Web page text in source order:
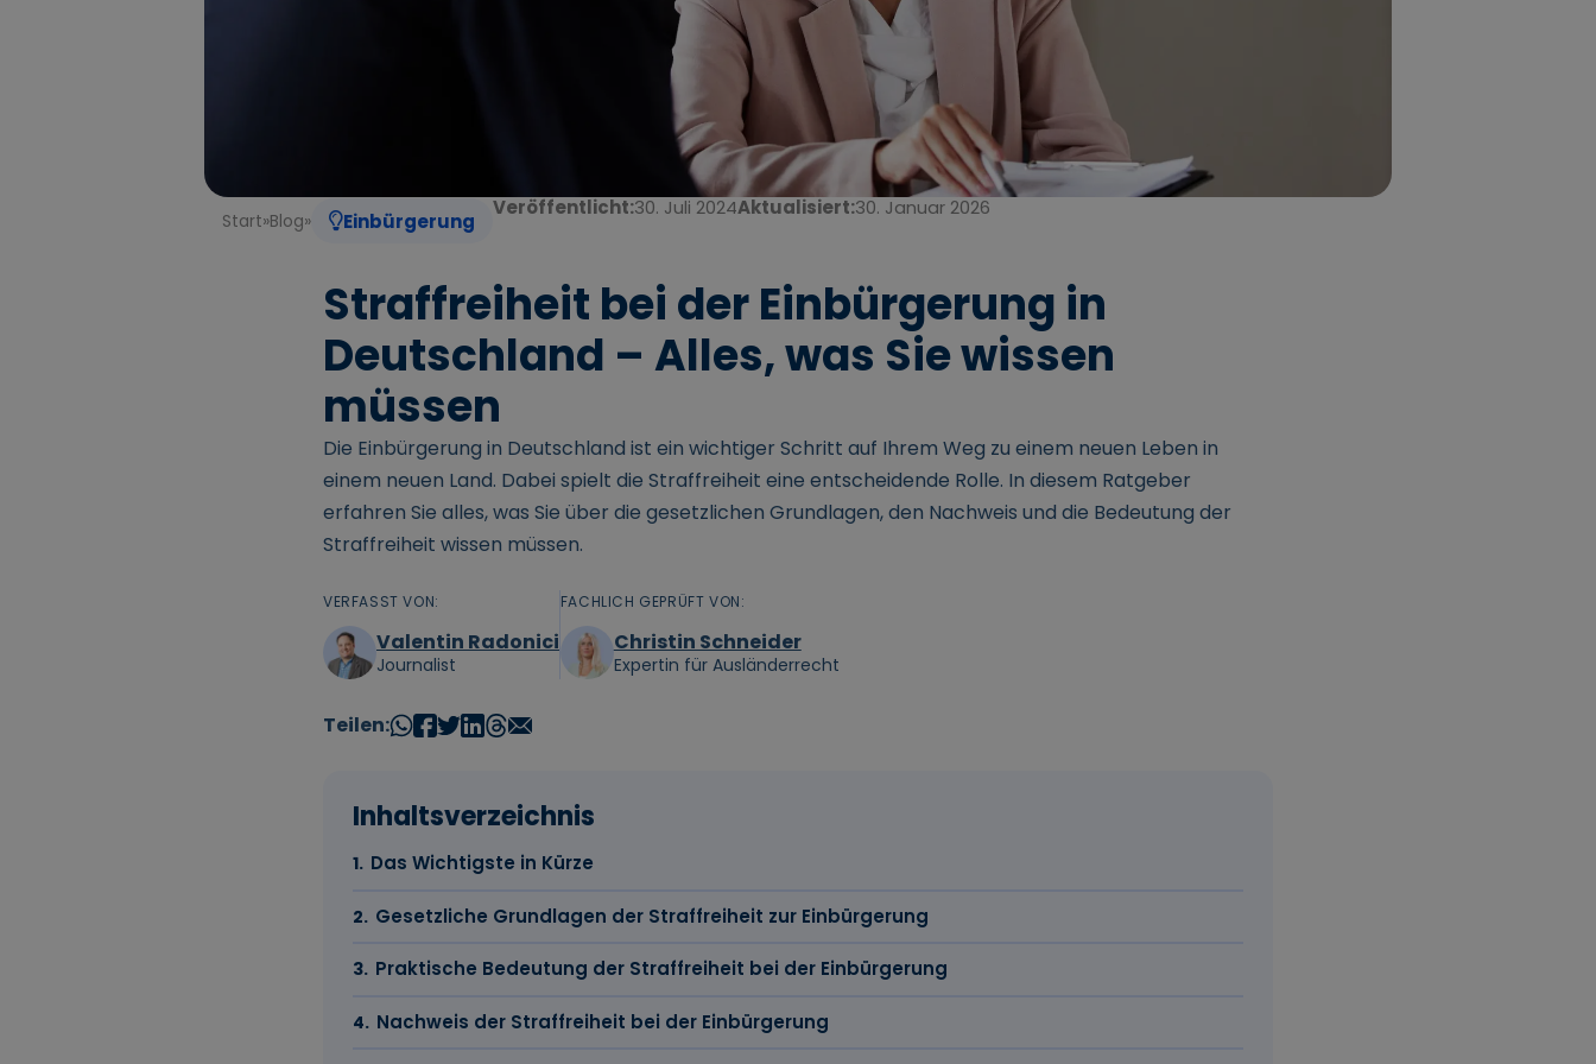
Start»Blog» Einbürgerung
Veröffentlicht:30. Juli 2024Aktualisiert:30. Januar 2026
Straffreiheit bei der Einbürgerung in
Deutschland – Alles, was Sie wissen
müssen
Die Einbürgerung in Deutschland ist ein wichtiger Schritt auf Ihrem Weg zu einem neuen Leben in
einem neuen Land. Dabei spielt die Straffreiheit eine entscheidende Rolle. In diesem Ratgeber
erfahren Sie alles, was Sie über die gesetzlichen Grundlagen, den Nachweis und die Bedeutung der
Straffreiheit wissen müssen.
VERFASST VON:
Valentin Radonici
Journalist
FACHLICH GEPRÜFT VON:
Christin Schneider
Expertin für Ausländerrecht
Teilen:
Inhaltsverzeichnis
Das Wichtigste in Kürze
Gesetzliche Grundlagen der Straffreiheit zur Einbürgerung
Praktische Bedeutung der Straffreiheit bei der Einbürgerung
Nachweis der Straffreiheit bei der Einbürgerung